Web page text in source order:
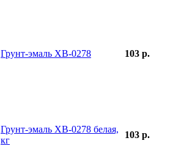
Грунт-эмаль ХВ-0278 103 р.
Грунт-эмаль ХВ-0278 белая,
кг
103 р.